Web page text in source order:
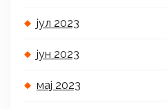
јул 2023
јун 2023
мај 2023